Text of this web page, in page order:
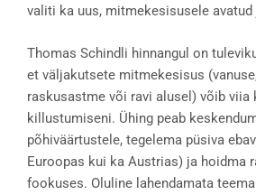
valiti ka uus, mitmekesisusele avatud
Thomas Schindli hinnangul on
et väljakutsete mitmekesisus
raskusastme või ravi alusel) võib viia
killustumiseni. Ühing peab
põhiväärtustele, tegelema püsiva
Euroopas kui ka Austrias) ja hoidma
fookuses. Oluline lahendamata